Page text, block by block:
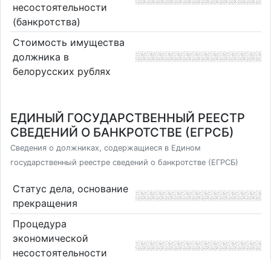
несостоятельности
(банкротства)
Стоимость имущества
должника в
белорусских рублях
ЕДИНЫЙ ГОСУДАРСТВЕННЫЙ РЕЕСТР
СВЕДЕНИЙ О БАНКРОТСТВЕ (ЕГРСБ)
Сведения о должниках, содержащиеся в Едином
государственный реестре сведений о банкротстве (ЕГРСБ)
Статус дела, основание
прекращения
Процедура
экономической
несостоятельности